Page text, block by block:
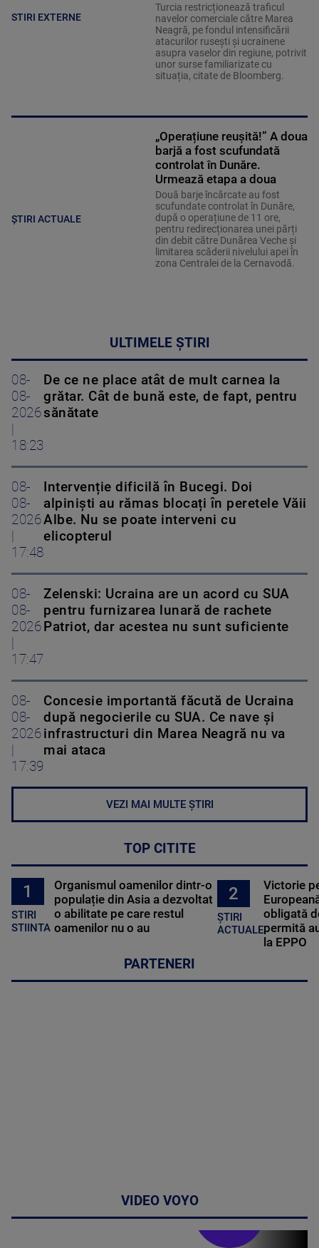
STIRI EXTERNE
Turcia restricționează traficul
navelor comerciale către Marea
Neagră, pe fondul intensificării
atacurilor rusești și ucrainene
asupra vaselor din regiune, potrivit
unor surse familiarizate cu
situația, citate de Bloomberg.
ȘTIRI ACTUALE
„Operațiune reușită!” A doua
barjă a fost scufundată
controlat în Dunăre.
Urmează etapa a doua
Două barje încărcate au fost
scufundate controlat în Dunăre,
după o operațiune de 11 ore,
pentru redirecționarea unei părți
din debit către Dunărea Veche și
limitarea scăderii nivelului apei în
zona Centralei de la Cernavodă.
ULTIMELE ȘTIRI
08-
08-
2026
18:23
De ce ne place atât de mult carnea la
grătar. Cât de bună este, de fapt, pentru
sănătate
08-
08-
2026
17:48
Intervenție dificilă în Bucegi. Doi
alpiniști au rămas blocați în peretele Văii
Albe. Nu se poate interveni cu
elicopterul
08-
08-
2026
17:47
Zelenski: Ucraina are un acord cu SUA
pentru furnizarea lunară de rachete
Patriot, dar acestea nu sunt suficiente
08-
08-
2026
17:39
Concesie importantă făcută de Ucraina
după negocierile cu SUA. Ce nave şi
infrastructuri din Marea Neagră nu va
mai ataca
VEZI MAI MULTE ȘTIRI
TOP CITITE
1
STIRI
STIINTA
Organismul oamenilor dintr-o
populație din Asia a dezvoltat
o abilitate pe care restul
oamenilor nu o au
2
ȘTIRI
ACTUALE
Victorie
obligată
permită
la EPPO
PARTENERI
VIDEO VOYO